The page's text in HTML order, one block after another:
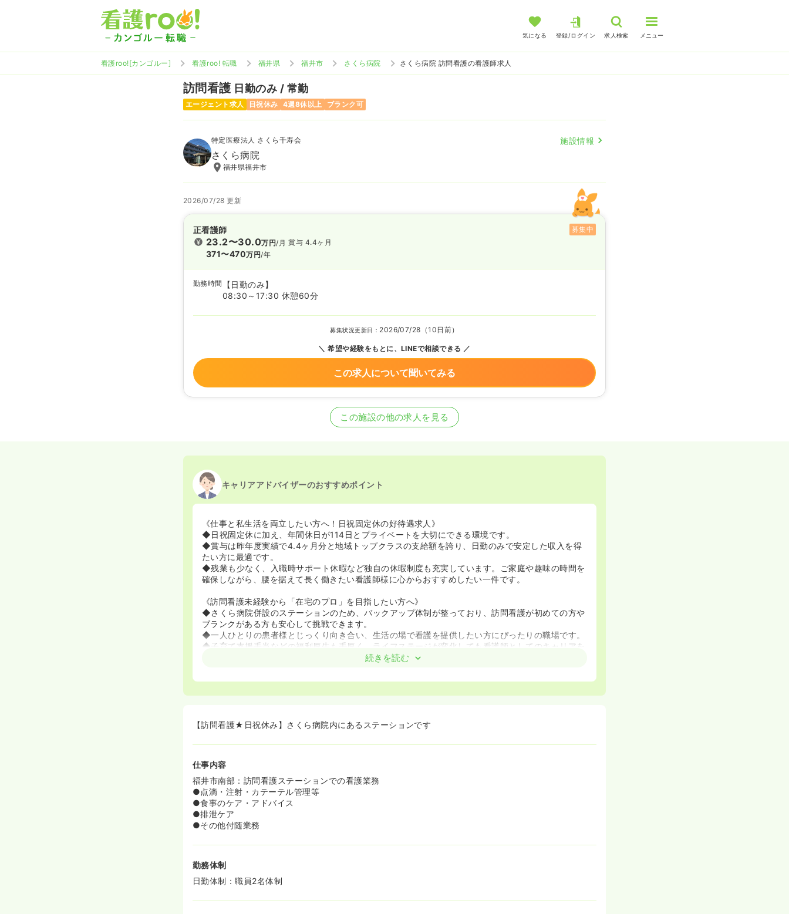
気になる 登録/ログイン 求人検索 メニュー
看護roo![カンゴルー] 看護roo! 転職 福井県 福井市 さくら病院 さくら病院 訪問看護の看護師求人
訪問看護 日勤のみ / 常勤
エージェント求人 日祝休み 4週8休以上 ブランク可
特定医療法人 さくら千寿会 施設情報
さくら病院
福井県福井市
2026/07/28 更新
正看護師 募集中
23.2〜30.0万円/月
371〜470万円/年
賞与 4.4ヶ月
勤務時間
【日勤のみ】
08:30～17:30 休憩60分
募集状況更新日： 2026/07/28（10日前）
希望や経験をもとに、LINEで相談できる
この求人について聞いてみる
この施設の他の求人を見る
キャリアアドバイザーのおすすめポイント
《仕事と私生活を両立したい方へ！日祝固定休の好待遇求人》
◆日祝固定休に加え、年間休日が114日とプライベートを大切にできる環境です。
◆賞与は昨年度実績で4.4ヶ月分と地域トップクラスの支給額を誇り、日勤のみで安定した収入を得
たい方に最適です。
◆残業も少なく、入職時サポート休暇など独自の休暇制度も充実しています。ご家庭や趣味の時間を
確保しながら、腰を据えて長く働きたい看護師様に心からおすすめしたい一件です。
《訪問看護未経験から「在宅のプロ」を目指したい方へ》
◆さくら病院併設のステーションのため、バックアップ体制が整っており、訪問看護が初めての方や
ブランクがある方も安心して挑戦できます。
◆一人ひとりの患者様とじっくり向き合い、生活の場で看護を提供したい方にぴったりの職場です。
◆子育て支援手当などの福利厚生も手厚く、ライフステージが変化しても看護師としてのキャリアを
続きを読む
【訪問看護★日祝休み】さくら病院内にあるステーションです
仕事内容
福井市南部：訪問看護ステーションでの看護業務
●点滴・注射・カテーテル管理等
●食事のケア・アドバイス
●排泄ケア
●その他付随業務
勤務体制
日勤体制：職員2名体制